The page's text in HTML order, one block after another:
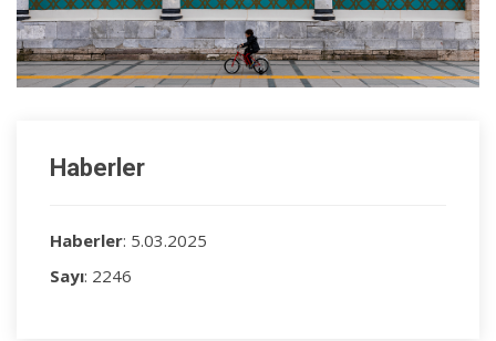
Haberler
Haberler: 5.03.2025
Sayı: 2246